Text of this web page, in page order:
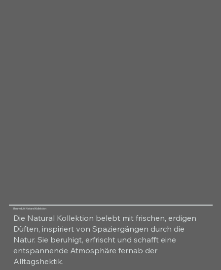
Raumduft Natural Kollektion
Die Natural Kollektion belebt mit frischen, erdigen
Düften, inspiriert von Spaziergängen durch die
Natur. Sie beruhigt, erfrischt und schafft eine
entspannende Atmosphäre fernab der
Alltagshektik.